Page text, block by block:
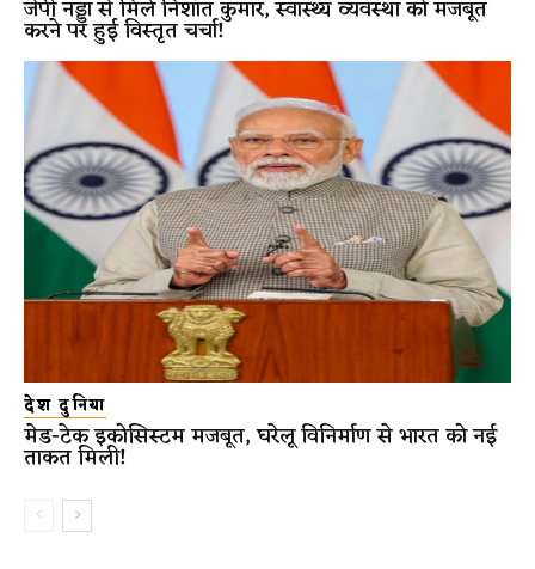
जेपी नड्डा से मिले निशांत कुमार, स्वास्थ्य व्यवस्था को मजबूत
करने पर हुई विस्तृत चर्चा!
देश दुनिया
मेड-टेक इकोसिस्टम मजबूत, घरेलू विनिर्माण से भारत को नई
ताकत मिली!